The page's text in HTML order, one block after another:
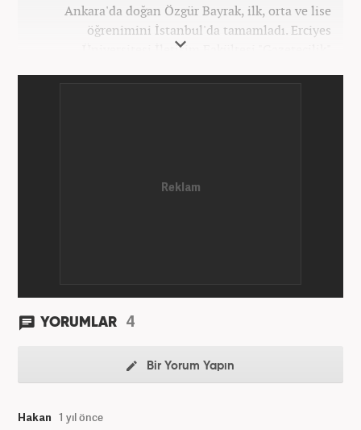
Ankara'da doğan Özgür Bayrak, ilk, orta ve lise
öğrenimini İstanbul'da tamamladı. Erciyes
Üniversitesi İletişim Fakültesi "Gazetecilik"
birlikte galeri ve video hazırladı. 2019'un Şubat
YORUMLAR 4
Bir Yorum Yapın
Hakan 1 yıl önce